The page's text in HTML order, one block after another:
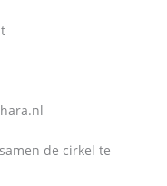
de cirkel te